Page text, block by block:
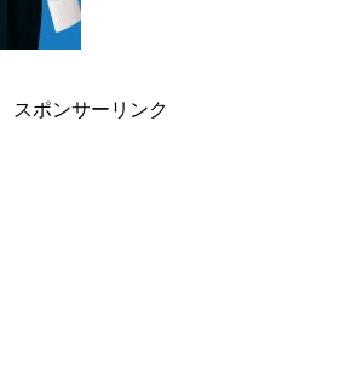
スポンサーリンク